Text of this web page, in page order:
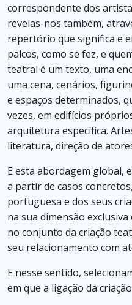
correspondente dos
revelas-nos também,
repertório que significa e
palcos, como se fez, e
teatral é um texto, uma
uma cena, cenários,
e espaços determinados,
vezes, em edifícios
arquitetura específica.
literatura, direção de
E esta abordagem global,
a partir de casos
portuguesa e dos seus
na sua dimensão
no conjunto da criação
seu relacionamento com
E nesse sentido,
em que a ligação da